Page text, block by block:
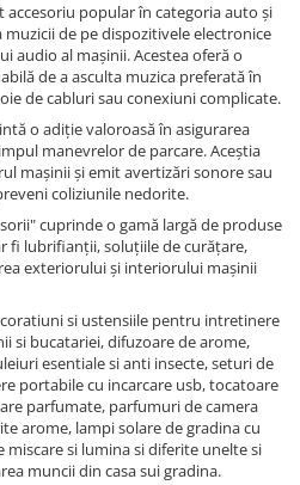
popular în categoria auto și
de pe dispozitivele electronice
audio al mașinii. Acestea oferă o
de a asculta muzica preferată în
de cabluri sau conexiuni complicate.
o adiție valoroasă în asigurarea
manevrelor de parcare. Aceștia
mașinii și emit avertizări sonore sau
coliziunile nedorite.
cuprinde o gamă largă de produse
fi lubrifianții, soluțiile de curățare,
exteriorului și interiorului mașinii
si ustensiile pentru intretinere
si bucatariei, difuzoare de arome,
esentiale si anti insecte, seturi de
portabile cu incarcare usb, tocatoare
parfumate, parfumuri de camera
arome, lampi solare de gradina cu
miscare si lumina si diferite unelte si
muncii din casa sui gradina.